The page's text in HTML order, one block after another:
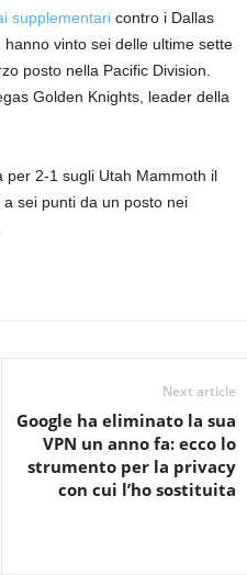
supplementari contro i Dallas
vinto sei delle ultime sette
posto nella Pacific Division.
Golden Knights, leader della
per 2-1 sugli Utah Mammoth il
sei punti da un posto nei
Next article
Google ha eliminato la sua
VPN un anno fa: ecco lo
strumento per la privacy
con cui l’ho sostituita